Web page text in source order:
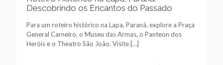
Descobrindo os Encantos do Passado
Para um roteiro histórico na Lapa, Paraná, explore a Praça
General Carneiro, o Museu das Armas, o Panteon dos
Heróis e o Theatro São João. Visite […]